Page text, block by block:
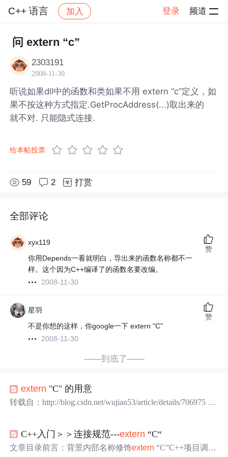
C++ 语言 加入 登录 频道
社区 C++ 语言
问 extern “c”
2303191
2008-11-30
听说如果dll中的函数和类如果不用 extern “c”定义，如
果不按这种方式指定.GetProcAddress(...)取出来的
就不对. 只能隐式连接.
给本帖投票
59 2 打赏
全部评论
xyx119
你用Depends一看就明白，导出来的函数名称都不一
样。这个因为C++编译了的函数名要改编。
2008-11-30
赞
星羽
不是你想的这样，你google一下 extern "C"
2008-11-30
赞
——到底了——
extern "C" 的用意
转载自：http://blog.csdn.net/wujian53/article/details/706975 前
以下是假设旧的C程序库 C的头文件 /*-----------c.h-------------
-*/ #ifndef _C_H_ #define _C_H_externi
C++入门＞＞连接规范---extern “C“
文章目录前言：背景内部名称修饰extern “C”C++项目调用